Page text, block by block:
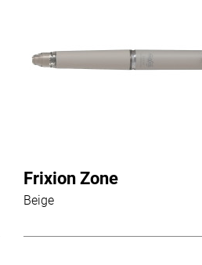
Frixion Zone
Beige